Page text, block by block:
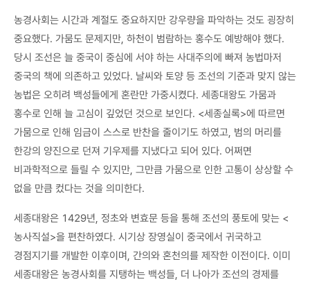
농경사회는 시간과 계절도 중요하지만 강우량을 파악하는 것도 굉장히
중요했다. 가뭄도 문제지만, 하천이 범람하는 홍수도 예방해야 했다.
당시 조선은 늘 중국이 중심에 서야 하는 사대주의에 빠져 농법마저
중국의 책에 의존하고 있었다. 날씨와 토양 등 조선의 기준과 맞지 않는
농법은 오히려 백성들에게 혼란만 가중시켰다. 세종대왕도 가뭄과
홍수로 인해 늘 고심이 깊었던 것으로 보인다. <세종실록>에 따르면
가뭄으로 인해 임금이 스스로 반찬을 줄이기도 하였고, 범의 머리를
한강의 양진으로 던져 기우제를 지냈다고 되어 있다. 어쩌면
비과학적으로 들릴 수 있지만, 그만큼 가뭄으로 인한 고통이 상상할 수
없을 만큼 컸다는 것을 의미한다.
세종대왕은 1429년, 정초와 변효문 등을 통해 조선의 풍토에 맞는 <
농사직설>을 편찬하였다. 시기상 장영실이 중국에서 귀국하고
경점지기를 개발한 이후이며, 간의와 혼천의를 제작한 이전이다. 이미
세종대왕은 농경사회를 지탱하는 백성들, 더 나아가 조선의 경제를